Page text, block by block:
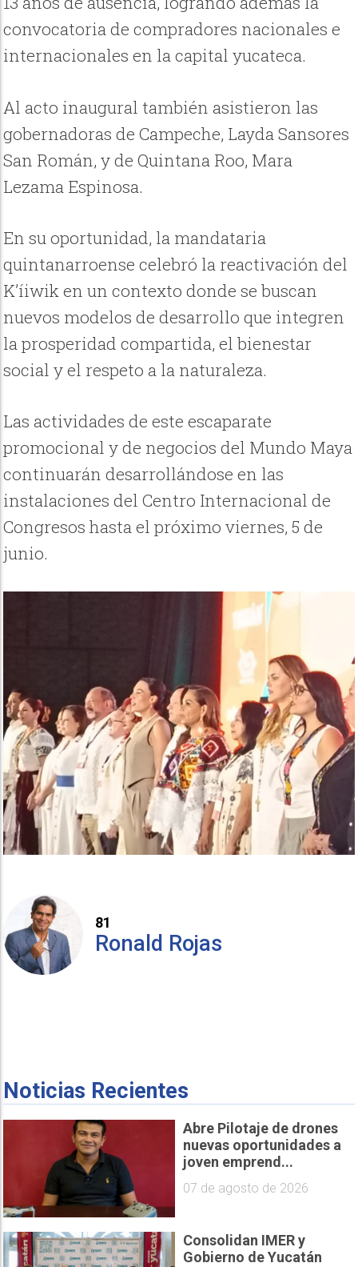
convocatoria de compradores nacionales e
internacionales en la capital yucateca.
Al acto inaugural también asistieron las
gobernadoras de Campeche, Layda Sansores
San Román, y de Quintana Roo, Mara
Lezama Espinosa.
En su oportunidad, la mandataria
quintanarroense celebró la reactivación del
K’íiwik en un contexto donde se buscan
nuevos modelos de desarrollo que integren
la prosperidad compartida, el bienestar
social y el respeto a la naturaleza.
Las actividades de este escaparate
promocional y de negocios del Mundo Maya
continuarán desarrollándose en las
instalaciones del Centro Internacional de
Congresos hasta el próximo viernes, 5 de
junio.
81
Ronald Rojas
Noticias Recientes
Abre Pilotaje de drones
nuevas oportunidades a
joven emprend...
07 de agosto de 2026
Consolidan IMER y
Gobierno de Yucatán